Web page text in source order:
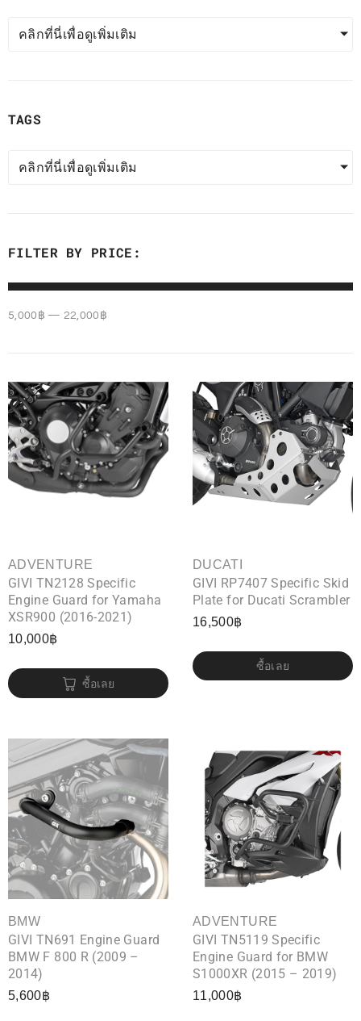
คลิกที่นี่เพื่อดูเพิ่มเติม
TAGS
คลิกที่นี่เพื่อดูเพิ่มเติม
FILTER BY PRICE:
5,000 ฿ — 22,000 ฿
ADVENTURE
GIVI TN2128 Specific
Engine Guard for Yamaha
XSR900 (2016-2021)
10,000฿
ซื้อเลย
DUCATI
GIVI RP7407 Specific Skid
Plate for Ducati Scrambler
16,500฿
ซื้อเลย
BMW
GIVI TN691 Engine Guard
BMW F 800 R (2009 –
2014)
5,600฿
ADVENTURE
GIVI TN5119 Specific
Engine Guard for BMW
S1000XR (2015 – 2019)
11,000฿